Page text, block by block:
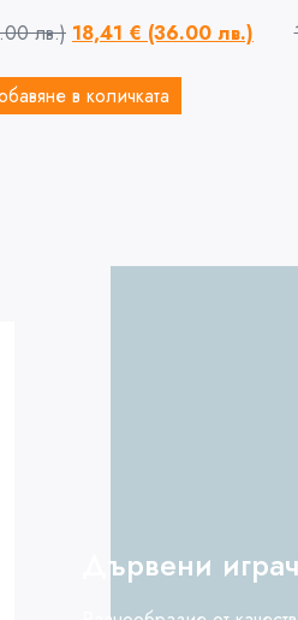
лв.) 18,41 € (36.00 лв.)
в количката
Дървени